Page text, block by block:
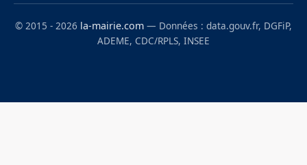
© 2015 - 2026 la-mairie.com — Données : data.gouv.fr, DGFiP,
ADEME, CDC/RPLS, INSEE